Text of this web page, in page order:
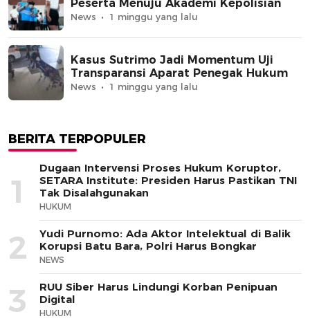
Peserta Menuju Akademi Kepolisian
News 1 minggu yang lalu
Kasus Sutrimo Jadi Momentum Uji
Transparansi Aparat Penegak Hukum
News 1 minggu yang lalu
BERITA TERPOPULER
1
Dugaan Intervensi Proses Hukum Koruptor,
SETARA Institute: Presiden Harus Pastikan TNI
Tak Disalahgunakan
HUKUM
2
Yudi Purnomo: Ada Aktor Intelektual di Balik
Korupsi Batu Bara, Polri Harus Bongkar
NEWS
3
RUU Siber Harus Lindungi Korban Penipuan
Digital
HUKUM